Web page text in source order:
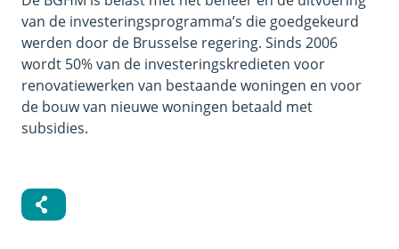
van de investeringsprogramma’s die goedgekeurd
werden door de Brusselse regering. Sinds 2006
wordt 50% van de investeringskredieten voor
renovatiewerken van bestaande woningen en voor
de bouw van nieuwe woningen betaald met
subsidies.